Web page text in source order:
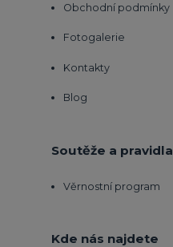
Obchodní podmínky
Fotogalerie
Kontakty
Blog
Soutěže a pravidla
Věrnostní program
Kde nás najdete